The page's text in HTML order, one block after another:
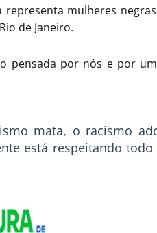
mulheres
de Janeiro.
pensada por nós e por
mata, o racismo
está respeitando todo